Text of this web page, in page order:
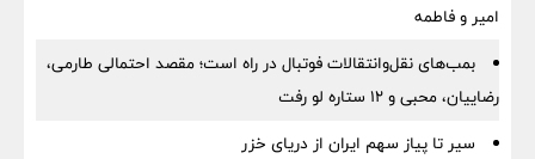
امیر و فاطمه
بمب‌های نقل‌وانتقالات فوتبال در راه است؛ مقصد احتمالی طارمی،
رضاییان، محبی و ۱۲ ستاره لو رفت
سیر تا پیاز سهم ایران از دریای خزر